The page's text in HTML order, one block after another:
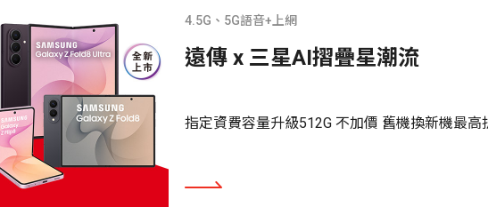
4.5G、5G語音+上網
遠傳 x 三星AI摺疊星潮流
指定資費容量升級512G 不加價 舊機換新機最高
看更多